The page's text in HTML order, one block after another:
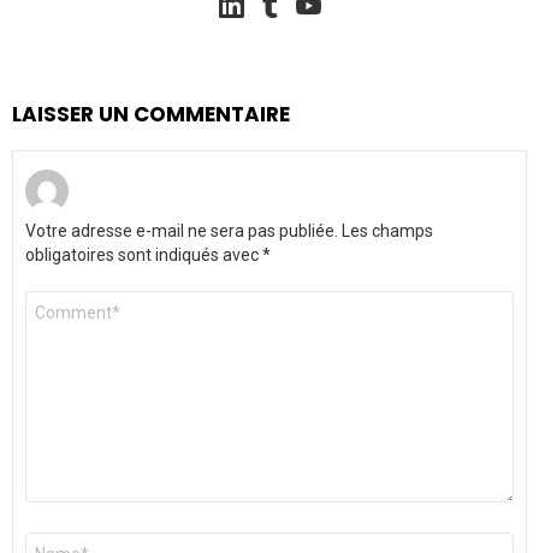
LAISSER UN COMMENTAIRE
Votre adresse e-mail ne sera pas publiée. Les champs
obligatoires sont indiqués avec*
Commentaire
Nom